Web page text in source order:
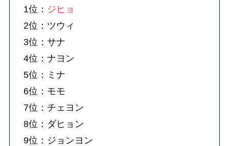
1位： ジヒョ
2位：ツウィ
3位：サナ
4位：ナヨン
5位：ミナ
6位：モモ
7位：チェヨン
8位：ダヒョン
9位：ジョンヨン